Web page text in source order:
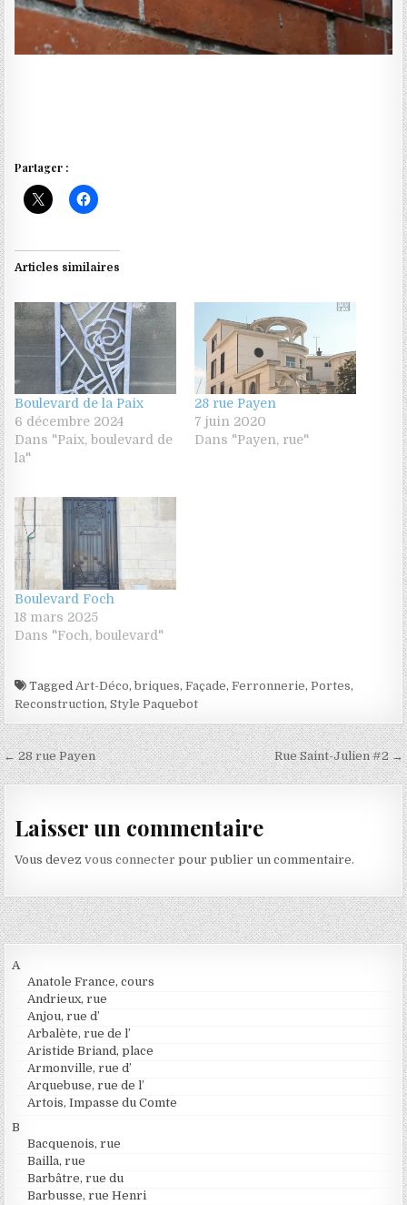
Partager :
Articles similaires
Boulevard de la Paix
6 décembre 2024
Dans "Paix, boulevard de
la"
28 rue Payen
7 juin 2020
Dans "Payen, rue"
Boulevard Foch
18 mars 2025
Dans "Foch, boulevard"
Tagged Art-Déco,briques,Façade,Ferronnerie,Portes,
Reconstruction,Style Paquebot
Navigation de l’article Rue Saint-Julien #2 →
← 28 rue Payen
Laisser un commentaire
Vous devezvous connecter pour publier un commentaire.
A
Anatole France, cours
Andrieux, rue
Anjou, rue d’
Arbalète, rue de l’
Aristide Briand, place
Armonville, rue d’
Arquebuse, rue de l’
Artois, Impasse du Comte
B
Bacquenois, rue
Bailla, rue
Barbâtre, rue du
Barbusse, rue Henri